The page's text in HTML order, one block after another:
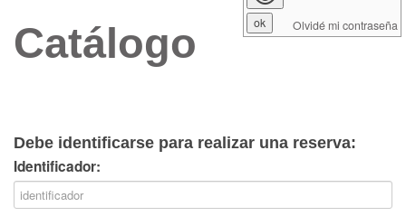
Catálogo
Debe identificarse para realizar una reserva:
Identificador:
Olvidé mi contraseña